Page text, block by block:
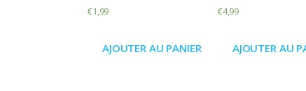
€1,99
AJOUTER AU PANIER
€4,99
AJOUTER AU